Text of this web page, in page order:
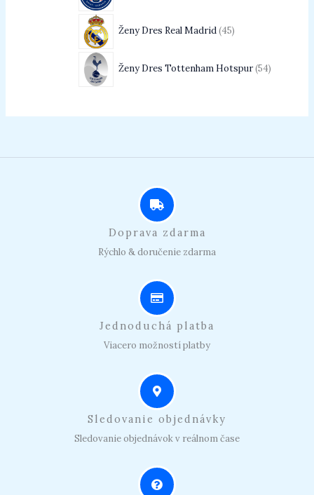
Ženy Dres Real Madrid 45
Ženy Dres Tottenham Hotspur 54
Doprava zdarma
Rýchlo & doručenie zdarma
Jednoduchá platba
Viacero možností platby
Sledovanie objednávky
Sledovanie objednávok v reálnom čase